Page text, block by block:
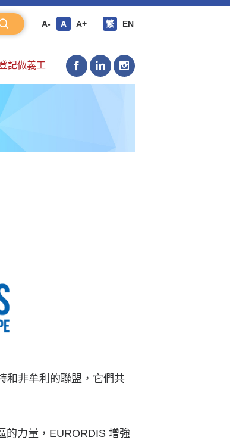
A- A A+ 繁 EN
記做義工
和非牟利的聯盟，它們共
的力量，EURORDIS 增強